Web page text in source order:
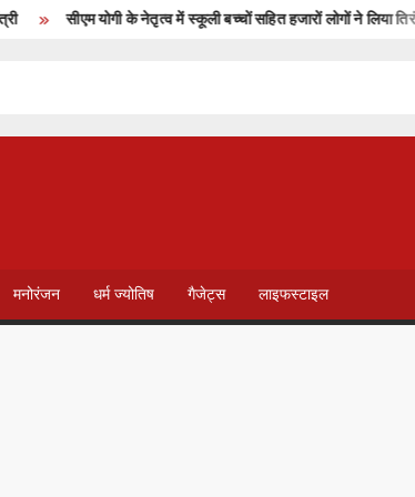
सीएम योगी के नेतृत्व में स्कूली बच्चों सहित हजारों लोगों ने लिया तिरंगा
मनोरंजन धर्म ज्योतिष गैजेट्स लाइफस्टाइल